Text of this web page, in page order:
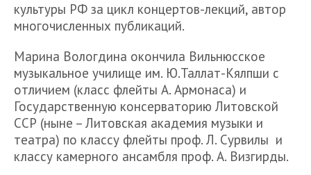
культуры РФ за цикл концертов-лекций, автор
многочисленных публикаций.
Марина Вологдина окончила Вильнюсское
музыкальное училище им. Ю.Таллат-Кялпши с
отличием (класс флейты А. Армонаса) и
Государственную консерваторию Литовской
ССР (ныне – Литовская академия музыки и
театра) по классу флейты проф. Л. Сурвилы и
классу камерного ансамбля проф. А. Визгирды.